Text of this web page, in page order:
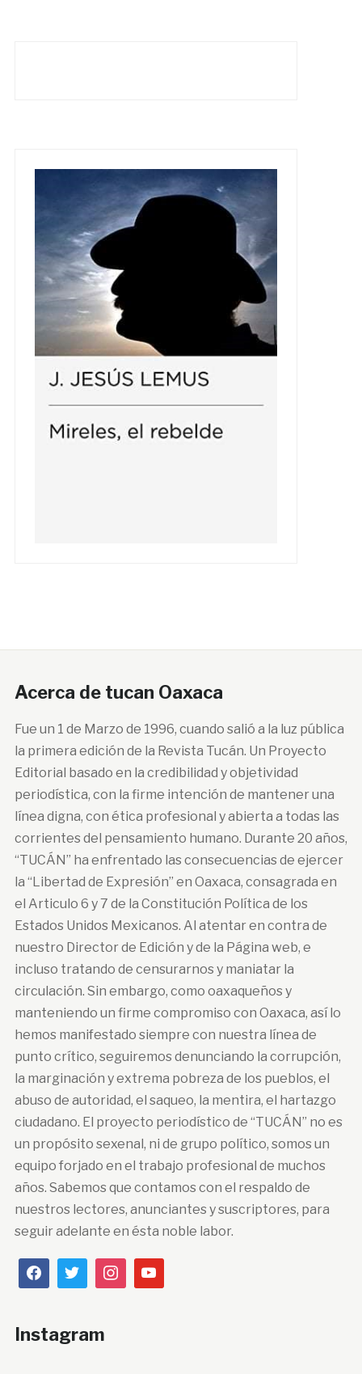
Acerca de tucan Oaxaca
Fue un 1 de Marzo de 1996, cuando salió a la luz pública
la primera edición de la Revista Tucán. Un Proyecto
Editorial basado en la credibilidad y objetividad
periodística, con la firme intención de mantener una
línea digna, con ética profesional y abierta a todas las
corrientes del pensamiento humano. Durante 20 años,
“TUCÁN” ha enfrentado las consecuencias de ejercer
la “Libertad de Expresión” en Oaxaca, consagrada en
el Articulo 6 y 7 de la Constitución Política de los
Estados Unidos Mexicanos. Al atentar en contra de
nuestro Director de Edición y de la Página web, e
incluso tratando de censurarnos y maniatar la
circulación. Sin embargo, como oaxaqueños y
manteniendo un firme compromiso con Oaxaca, así lo
hemos manifestado siempre con nuestra línea de
punto crítico, seguiremos denunciando la corrupción,
la marginación y extrema pobreza de los pueblos, el
abuso de autoridad, el saqueo, la mentira, el hartazgo
ciudadano. El proyecto periodístico de “TUCÁN” no es
un propósito sexenal, ni de grupo político, somos un
equipo forjado en el trabajo profesional de muchos
años. Sabemos que contamos con el respaldo de
nuestros lectores, anunciantes y suscriptores, para
seguir adelante en ésta noble labor.
Instagram